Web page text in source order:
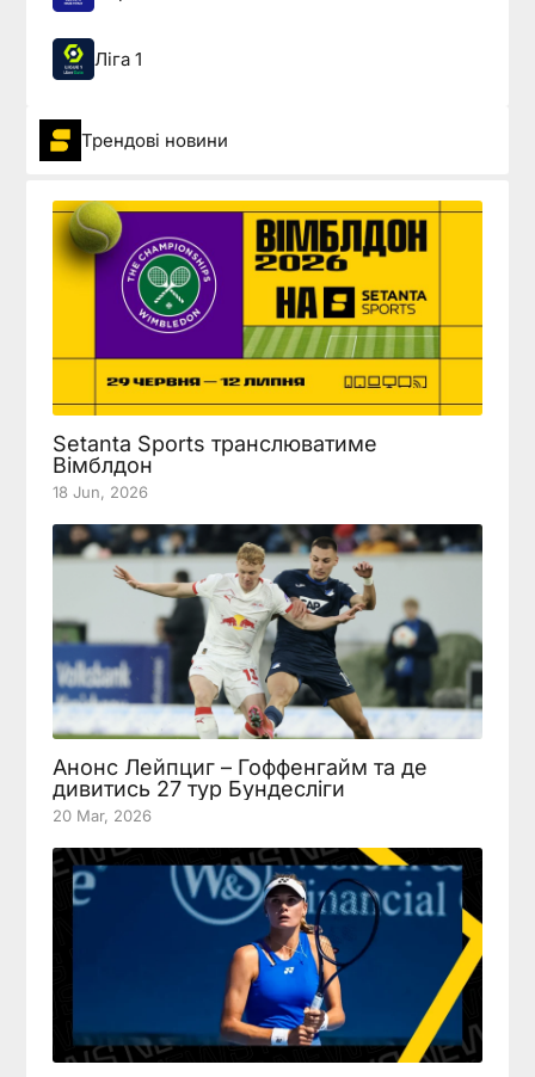
Ліга 1
Трендові новини
Setanta Sports транслюватиме
Вімблдон
18 Jun, 2026
Анонс Лейпциг – Гоффенгайм та де
дивитись 27 тур Бундесліги
20 Mar, 2026